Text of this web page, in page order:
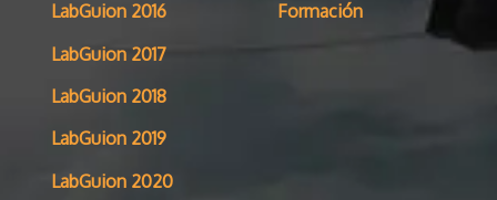
LabGuion 2016
LabGuion 2017
LabGuion 2018
LabGuion 2019
LabGuion 2020
Formación